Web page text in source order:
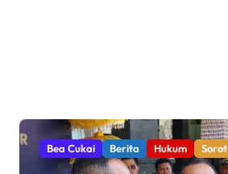
Bea Cukai Berita Hukum Sorot